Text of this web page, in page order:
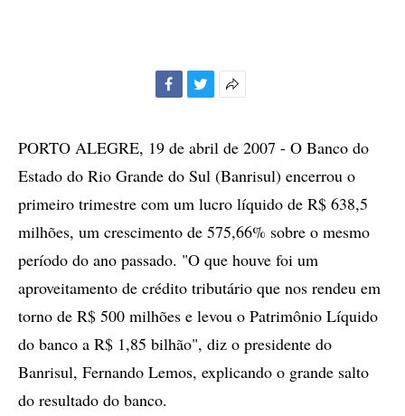
compartilhamento
PORTO ALEGRE, 19 de abril de 2007 - O Banco do
Estado do Rio Grande do Sul (Banrisul) encerrou o
primeiro trimestre com um lucro líquido de R$ 638,5
milhões, um crescimento de 575,66% sobre o mesmo
período do ano passado. "O que houve foi um
aproveitamento de crédito tributário que nos rendeu em
torno de R$ 500 milhões e levou o Patrimônio Líquido
do banco a R$ 1,85 bilhão", diz o presidente do
Banrisul, Fernando Lemos, explicando o grande salto
do resultado do banco.